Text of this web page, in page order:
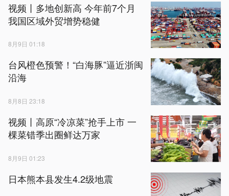
视频丨多地创新高 今年前7个月
我国区域外贸增势稳健
8月9日 01:18
台风橙色预警！“白海豚”逼近浙闽
沿海
8月8日 23:18
视频丨高原“冷凉菜”抢手上市 一
棵菜错季出圈鲜达万家
8月9日 01:23
日本熊本县发生4.2级地震